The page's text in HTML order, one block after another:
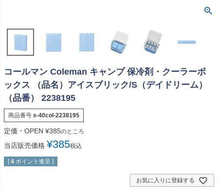
コールマン Coleman キャンプ 保冷剤・クーラーボ
ックス （品名）アイスブリック/S（デイドリーム）
（品番） 2238195
商品番号 s-40col-2238195
定価・OPEN ¥385のところ
当店販売価格 ¥385税込
[ 4 ポイント進呈 ]
お気に入りに登録する